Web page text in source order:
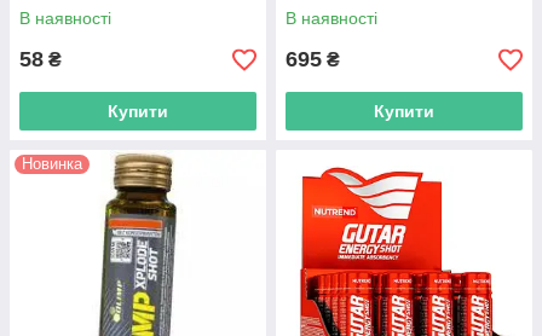
В наявності
58 ₴
Купити
В наявності
695 ₴
Купити
Новинка